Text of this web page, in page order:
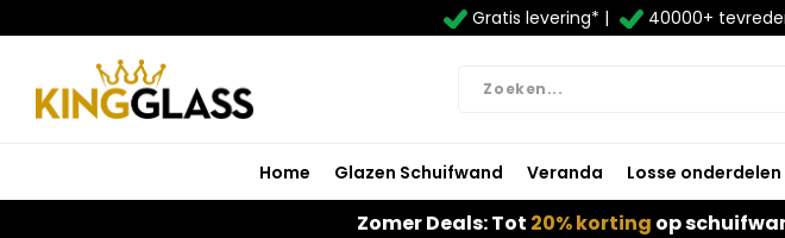
Gratis levering* | 40000+
Home Glazen Schuifwand Veranda Losse onderdelen
Zomer Deals: Tot 20% korting op